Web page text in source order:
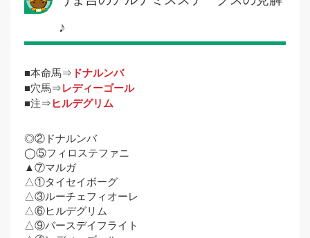
♪
■本命馬⇒ ドナルンバ
■穴馬⇒レディーゴール
■注⇒ ヒルデグリム
◎②ドナルンバ
◯⑤フィロステファニ
▲⑦マルガ
△①タイセイボーグ
△③ルーチェフィオーレ
△⑥ヒルデグリム
△⑨バースデイフライト